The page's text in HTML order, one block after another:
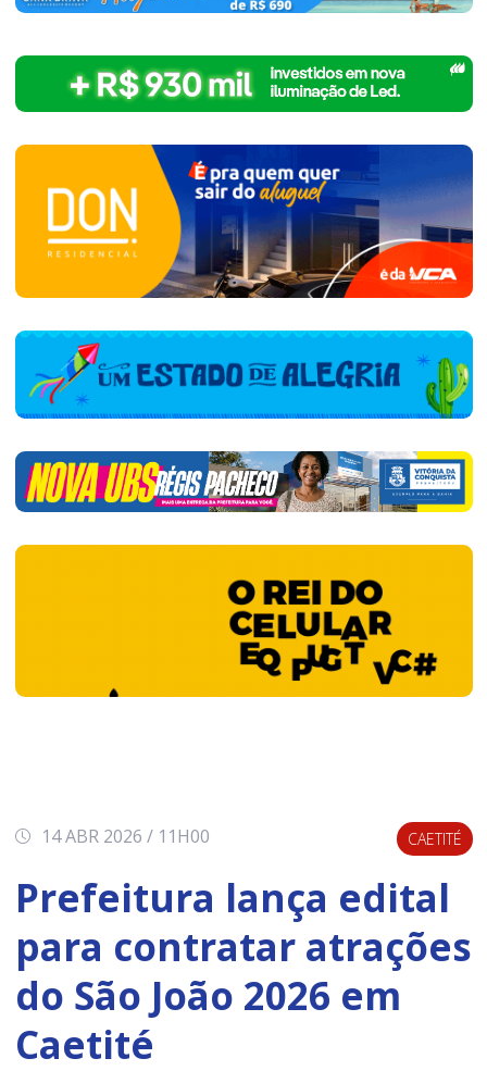
14 ABR 2026 / 11H00 CAETITÉ
Prefeitura lança edital
para contratar atrações
do São João 2026 em
Caetité